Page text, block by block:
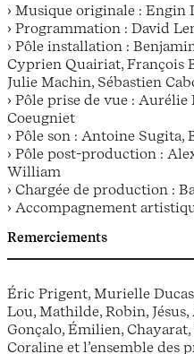
› Musique originale : Engin
› Programmation : David
› Pôle installation :
Cyprien Quairiat, François
Julie Machin, Sébastien
› Pôle prise de vue :
Coeugniet
› Pôle son : Antoine
› Pôle post-production :
William
› Chargée de production :
› Accompagnement
Remerciements
Éric Prigent, Murielle
Lou, Mathilde, Robin,
Gonçalo, Émilien, Chayarat,
Coraline et l’ensemble des